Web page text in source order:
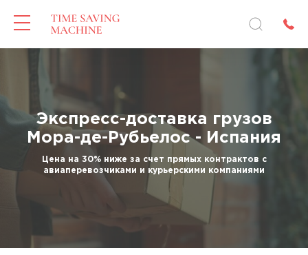
Экспресс-доставка грузов
Мора-де-Рубьелос - Испания
Цена на 30% ниже за счет прямых контрактов с
авиаперевозчиками и курьерскими компаниями